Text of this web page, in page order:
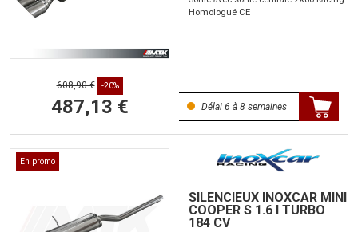
Homologué CE
608,90 € -20%
487,13 € Délai 6 à 8 semaines
En promo
SILENCIEUX INOXCAR MINI
COOPER S 1.6 I TURBO
184 CV